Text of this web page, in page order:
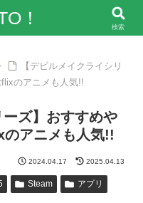
【デビルメイクライシリ
のアニメも人気!!
ーズ】おすすめや
アニメも人気!!
2024.04.17 2025.04.13
Steam
アプリ
！ 検索